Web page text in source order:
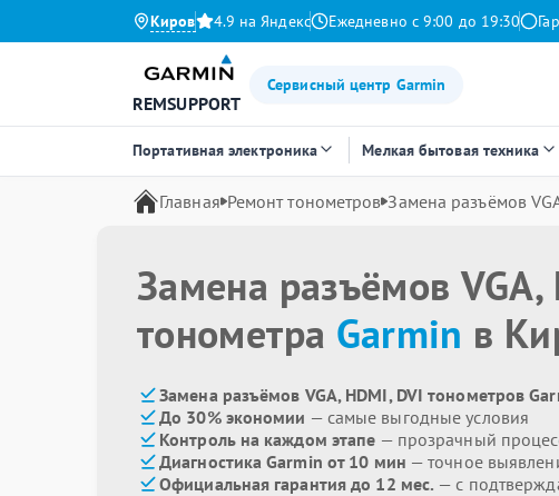
Киров 4.9 на Яндекс Ежедневно с 9:00 до 19:30
REMSUPPORT
Сервисный центр Garmin
Портативная электроника Мелкая бытовая техника
Главная Ремонт тонометров Замена разъёмов
Замена разъёмов VGA,
тонометра Garmin в
Замена разъёмов VGA, HDMI, DVI тонометров
До 30% экономии — самые выгодные условия
Контроль на каждом этапе — прозрачный
Диагностика Garmin от 10 мин — точное
Официальная гарантия до 12 мес. — с